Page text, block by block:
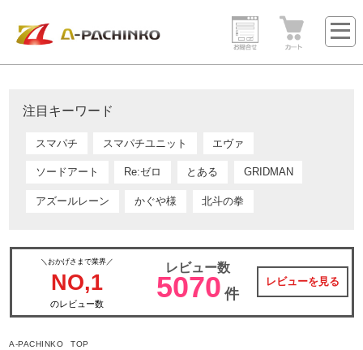
注目キーワード
スマパチ スマパチユニット エヴァ
ソードアート Re:ゼロ とある GRIDMAN
アズールレーン かぐや様 北斗の拳
＼おかげさまで業界／
NO,1
のレビュー数
レビュー数
5070 件
レビューを見る
A-PACHINKO TOP